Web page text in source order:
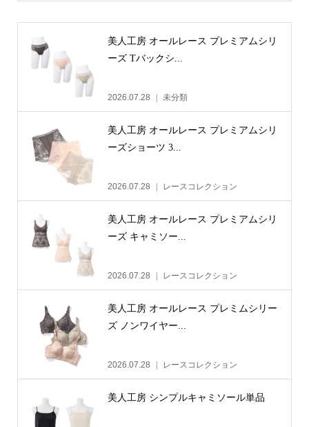
美人工房 オールレース プレミアムシリ
ーズ Tバックシ...
2026.07.28 未分類
美人工房 オールレース プレミアムシリ
ーズショーツ 3...
2026.07.28 レースコレクション
美人工房 オールレース プレミアムシリ
ーズ キャミソー...
2026.07.28 レースコレクション
美人工房 オールレース プレミムシリー
ズ ノンワイヤー...
2026.07.28 レースコレクション
美人工房 シンプルキャミソール単品